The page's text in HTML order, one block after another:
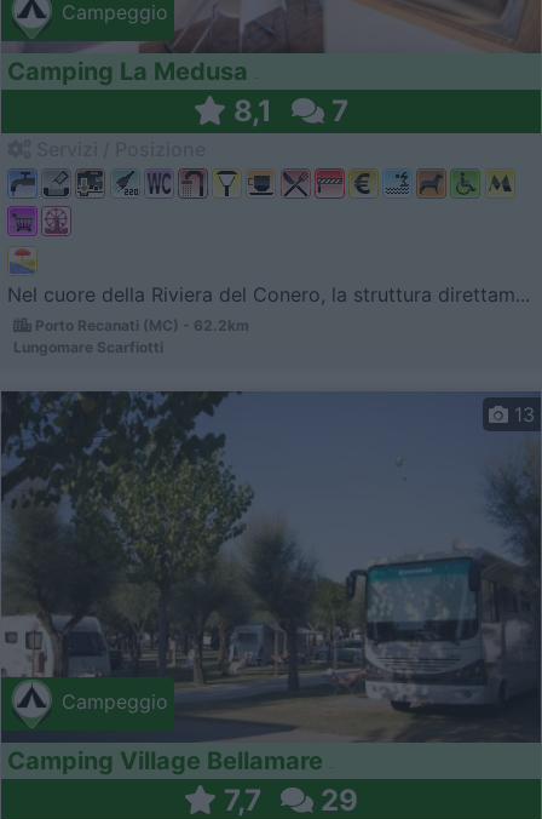
Campeggio
Camping La Medusa
8,1 7
Nel cuore della Riviera del Conero, la struttura direttam...
Porto Recanati (MC) - 62.2km
Lungomare Scarfiotti
Campeggio
13
Camping Village Bellamare
7,7 29